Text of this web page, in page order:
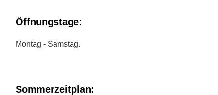
Öffnungstage:
Montag - Samstag.
Sommerzeitplan: